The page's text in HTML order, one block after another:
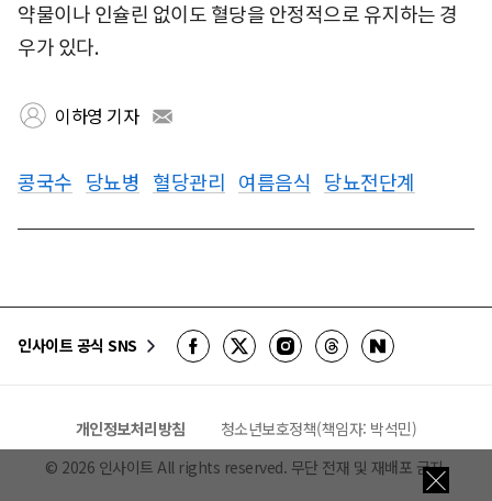
약물이나 인슐린 없이도 혈당을 안정적으로 유지하는 경
우가 있다.
이하영 기자
콩국수 당뇨병 혈당관리 여름음식 당뇨전단계
인사이트 공식 SNS
개인정보처리방침
청소년보호정책(책임자: 박석민)
© 2026 인사이트 All rights reserved. 무단 전재 및 재배포 금지.